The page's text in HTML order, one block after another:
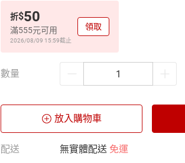
折$50
滿555元可用
2026/08/09 15:59截止
領取
數量
放入購物車
配送 無實體配送 免運